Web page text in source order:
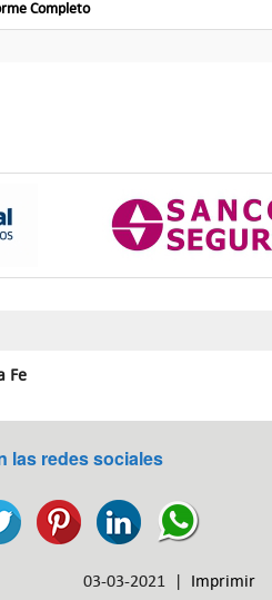
Completo
Fe
las redes sociales
03-03-2021 | Imprimir